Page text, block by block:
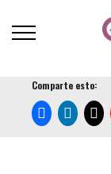
Comparte esto: